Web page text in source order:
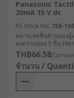
Panasonic
20mA 15 V dc
RS Stock No. 756-
หมายเลขชิ้นส่วนของผู้
ยอดรวมย่อย 5 ชิ้น (จัด
THB66.58(ไม่รวม
จำนวน /